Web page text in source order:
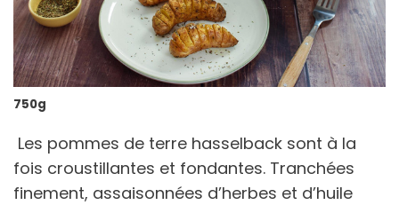
750g
Les pommes de terre hasselback sont à la
fois croustillantes et fondantes. Tranchées
finement, assaisonnées d’herbes et d’huile